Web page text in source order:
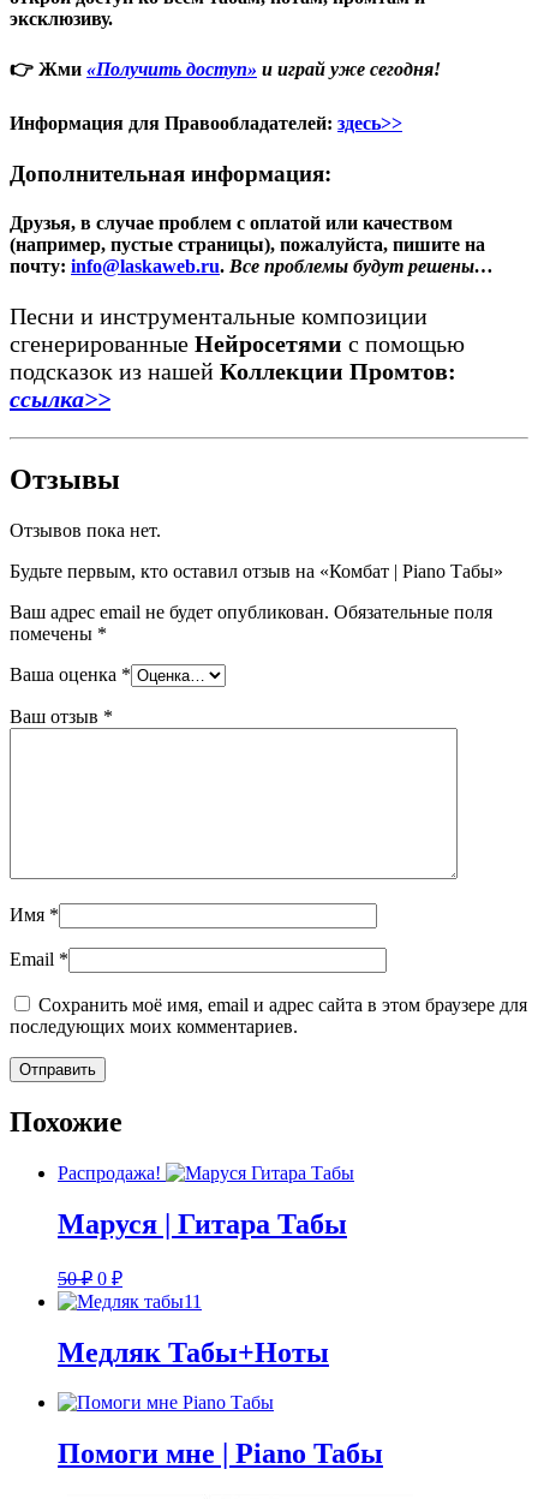
эксклюзиву.
👉 Жми «Получить доступ» и играй уже сегодня!
Информация для Правообладателей: здесь>>
Дополнительная информация:
Друзья, в случае проблем с оплатой или качеством
(например, пустые страницы), пожалуйста, пишите на
почту: info@laskaweb.ru. Все проблемы будут решены…
Песни и инструментальные композиции
сгенерированные Нейросетями с помощью
подсказок из нашей Коллекции Промтов:
ссылка>>
Отзывы
Отзывов пока нет.
Будьте первым, кто оставил отзыв на «Комбат | Piano Табы»
Ваш адрес email не будет опубликован. Обязательные поля
помечены *
Ваша оценка *
Ваш отзыв *
Имя *
Email *
Сохранить моё имя, email и адрес сайта в этом браузере для
последующих моих комментариев.
Похожие
Распродажа!
Маруся | Гитара Табы
50₽ Первоначальная
цена
составляла
0 ₽Текущая
цена:
Медляк Табы+Ноты
Помоги мне | Piano Табы